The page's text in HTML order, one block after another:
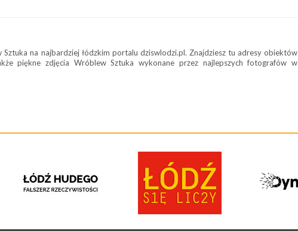
na najbardziej łódzkim portalu dziswlodzi.pl. Znajdziesz tu adresy obiektów
piękne zdjęcia Wróblew Sztuka wykonane przez najlepszych fotografów w